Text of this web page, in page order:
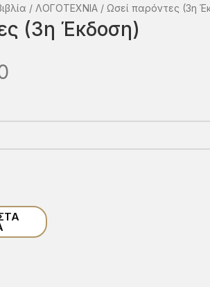
ΛΟΓΟΤΕΧΝΙΑ Ωσεί παρόντες (3η
(3η Έκδοση)